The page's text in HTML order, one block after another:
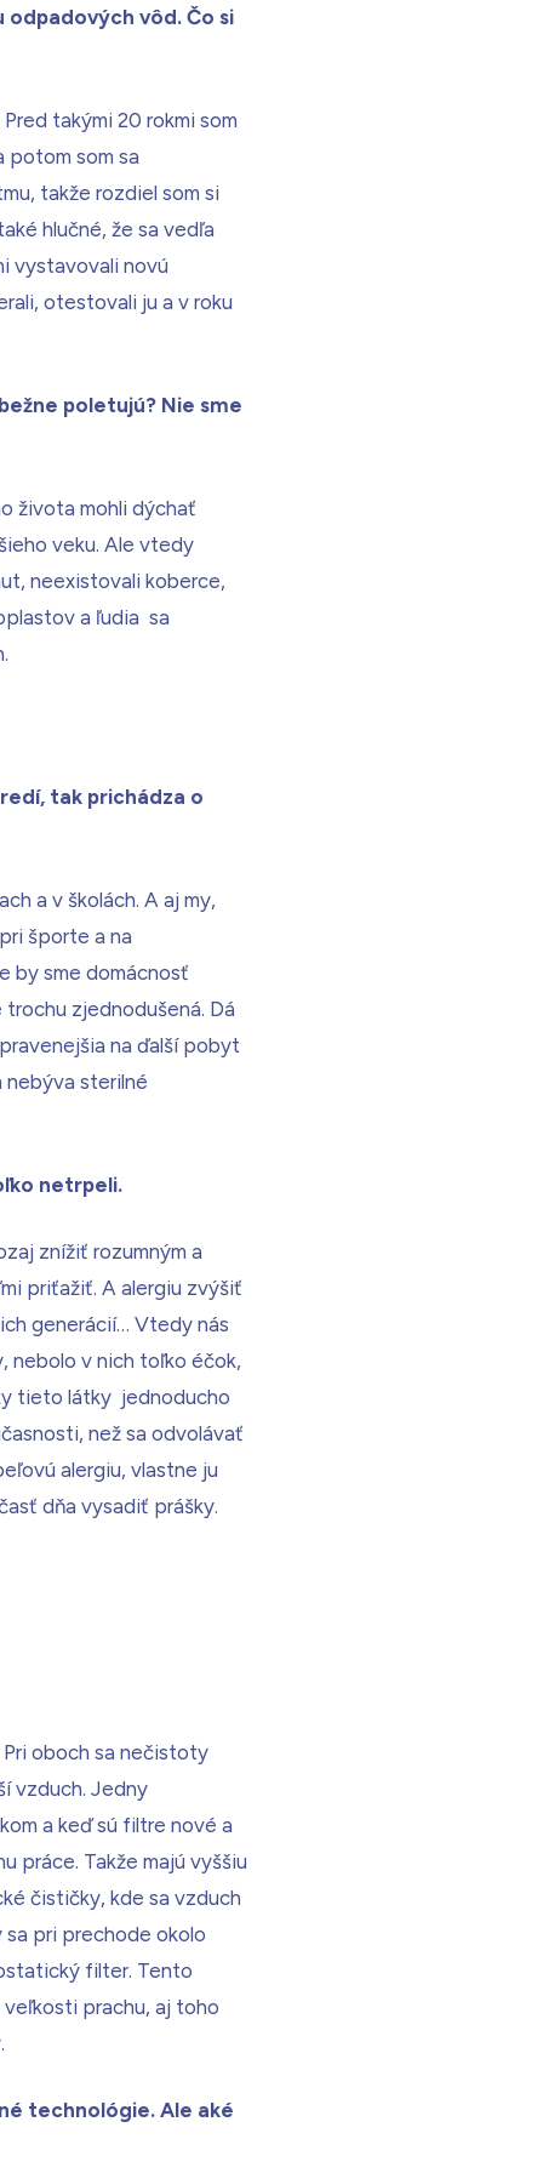
odpadových vôd. Čo si
takými 20 rokmi som
potom som sa
takže rozdiel som si
hlučné, že sa vedľa
vystavovali novú
otestovali ju a v roku
poletujú? Nie sme
života mohli dýchať
veku. Ale vtedy
neexistovali koberce,
a ľudia sa
tak prichádza o
a v školách. A aj my,
športe a na
by sme domácnosť
zjednodušená. Dá
na ďalší pobyt
nebýva sterilné
netrpeli.
znížiť rozumným a
priťažiť. A alergiu zvýšiť
generácií… Vtedy nás
nebolo v nich toľko éčok,
tieto látky jednoducho
než sa odvolávať
alergiu, vlastne ju
dňa vysadiť prášky.
oboch sa nečistoty
vzduch. Jedny
a keď sú filtre nové a
práce. Takže majú vyššiu
čističky, kde sa vzduch
pri prechode okolo
filter. Tento
prachu, aj toho
technológie. Ale aké